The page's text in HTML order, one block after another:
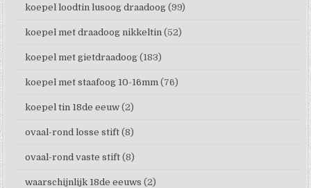
koepel loodtin lusoog draadoog (99)
koepel met draadoog nikkeltin (52)
koepel met gietdraadoog (183)
koepel met staafoog 10-16mm (76)
koepel tin 18de eeuw (2)
ovaal-rond losse stift (8)
ovaal-rond vaste stift (8)
waarschijnlijk 18de eeuws (2)